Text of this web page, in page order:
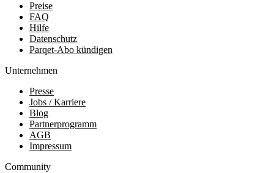
Preise
FAQ
Hilfe
Datenschutz
Parqet-Abo kündigen
Unternehmen
Presse
Jobs / Karriere
Blog
Partnerprogramm
AGB
Impressum
Community